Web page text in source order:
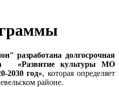
разработана долгосрочная
«Развитие культуры МО
2030 год», которая определяет
районе.